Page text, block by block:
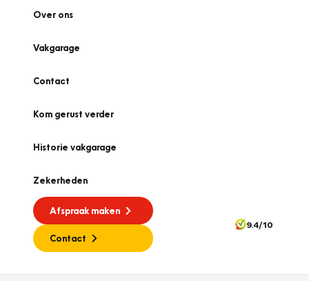
Over ons
Vakgarage
Contact
Kom gerust verder
Historie vakgarage
Zekerheden
Afspraak maken
Contact
9.4/10